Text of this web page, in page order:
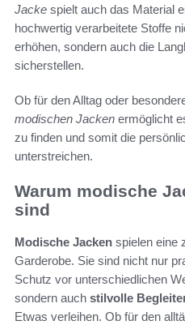
Jacke spielt auch das Material
hochwertig verarbeitete Stoffe
erhöhen, sondern auch die
sicherstellen.
Ob für den Alltag oder
modischen Jacken ermöglicht
zu finden und somit die
unterstreichen.
Warum modische
sind
Modische Jacken spielen eine
Garderobe. Sie sind nicht nur
Schutz vor unterschiedlichen
sondern auch stilvolle
Etwas verleihen. Ob für den